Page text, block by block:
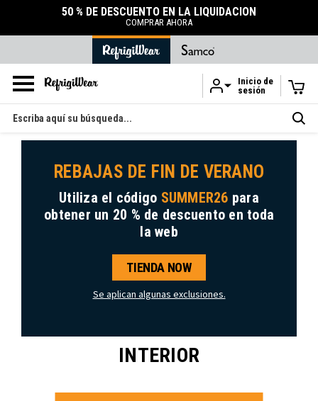
Ir al contenido principal
50 % DE DESCUENTO EN LA LIQUIDACIÓN
COMPRAR AHORA
Inicio de
sesión
Buscar
en
REBAJAS DE FIN DE VERANO
Utiliza el código SUMMER26 para
obtener un 20 % de descuento en toda
la web
TIENDA NOW
Se aplican algunas exclusiones.
INTERIOR